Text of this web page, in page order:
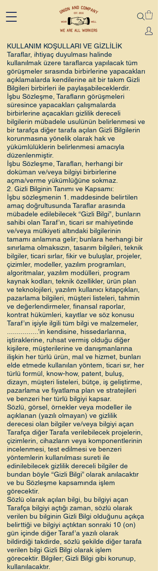
KULLANIM KOŞULLARI VE GİZLİLİK
Taraflar, ihtiyaç duyulması halinde
kullanılmak üzere taraflarca yapılacak tüm
görüşmeler sırasında birbirlerine yapacakları
açıklamalarda kendilerine ait bir takım Gizli
Bilgileri birbirleri ile paylaşabileceklerdir.
İşbu Sözleşme, Tarafların görüşmeleri
süresince yapacakları çalışmalarda
birbirlerine açacakları gizlilik dereceli
bilgilerin mübadele usulünün belirlenmesi ve
bir tarafça diğer tarafa açılan Gizli Bilgilerin
korunmasına yönelik olarak hak ve
yükümlülüklerin belirlenmesi amacıyla
düzenlenmiştir.
İşbu Sözleşme, Tarafları, herhangi bir
doküman ve/veya bilgiyi birbirlerine
açma/verme yükümlüğüne sokmaz.
2. Gizli Bilginin Tanımı ve Kapsamı:
İşbu sözleşmenin 1. maddesinde belirtilen
amaç doğrultusunda Taraflar arasında
mübadele edilebilecek “Gizli Bilgi”, bunların
sahibi olan Taraf’ın, ticari sır mahiyetinde
ve/veya mülkiyeti altındaki bilgilerinin
tamamı anlamına gelir; bunlara herhangi bir
sınırlama olmaksızın, tasarım bilgileri, teknik
bilgiler, ticari sırlar, fikir ve buluşlar, projeler,
çizimler, modeller, yazılım programları,
algoritmalar, yazılım modülleri, program
kaynak kodları, teknik özellikler, ürün plan
ve teknolojileri, yazılım kullanıcı kitapçıkları,
pazarlama bilgileri, müşteri listeleri, tahmin
ve değerlendirmeler, finansal raporlar,
kontrat hükümleri, kayıtlar ve söz konusu
Taraf’ın işiyle ilgili tüm bilgi ve malzemeler,
................’in kendisine, hissedarlarına,
iştiraklerine, ruhsat vermiş olduğu diğer
kişilere, müşterilerine ve danışmanlarına
ilişkin her türlü ürün, mal ve hizmet, bunları
elde etmede kullanılan yöntem, ticari sır, her
türlü formül, know-how, patent, buluş,
dizayn, müşteri listeleri, bütçe, iş geliştirme,
pazarlama ve fiyatlama plan ve stratejileri
ve benzeri her türlü bilgiyi kapsar.
Sözlü, görsel, örnekler veya modeller ile
açıklanan (yazılı olmayan) ve gizlilik
derecesi olan bilgiler ve/veya bilgiyi açan
Tarafça diğer Tarafa verilebilecek projelerin,
çizimlerin, cihazların veya komponentlerinin
incelenmesi, test edilmesi ve benzeri
yöntemlerin kullanılması sureti ile
edinilebilecek gizlilik dereceli bilgiler de
bundan böyle “Gizli Bilgi” olarak anılacaktır
ve bu Sözleşme kapsamında işlem
görecektir.
Sözlü olarak açılan bilgi, bu bilgiyi açan
Tarafça bilgiyi açtığı zaman, sözlü olarak
verilen bu bilginin Gizli Bilgi olduğunu açıkça
belirttiği ve bilgiyi açtıktan sonraki 10 (on)
gün içinde diğer Taraf’a yazılı olarak
bildirdiği takdirde, sözlü şekilde diğer tarafa
verilen bilgi Gizli Bilgi olarak işlem
görecektir. Bilgiler; Gizli Bilgi gibi korunup,
kullanılacaktır.